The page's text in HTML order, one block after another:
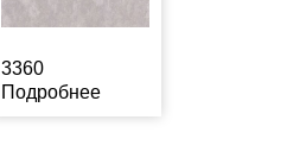
3360
Подробнее